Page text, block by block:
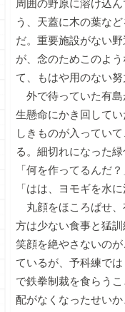
周囲の野原に溶け込
う、天蓋に木の葉な
だ。重要施設がない
が、念のためこのよ
て、もはや用のない努
外で待っていた有島
生懸命にかき回して
しきものが入ってい
る。細切れになった
「何を作ってるんだ？
「はは、ヨモギを水に
丸顔をほころばせ、
方は少ない食事と猛
笑顔を絶やさないの
ているが、予科練で
で鉄拳制裁を食らう
配がなくなったせい